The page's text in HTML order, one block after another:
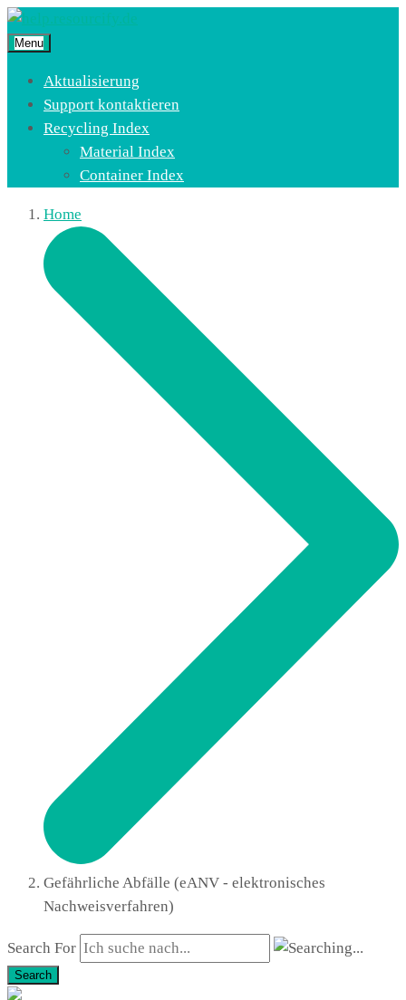
Menu
Aktualisierung
Support kontaktieren
Recycling Index
Material Index
Container Index
Home
Gefährliche Abfälle (eANV - elektronisches
Nachweisverfahren)
Search For
Search